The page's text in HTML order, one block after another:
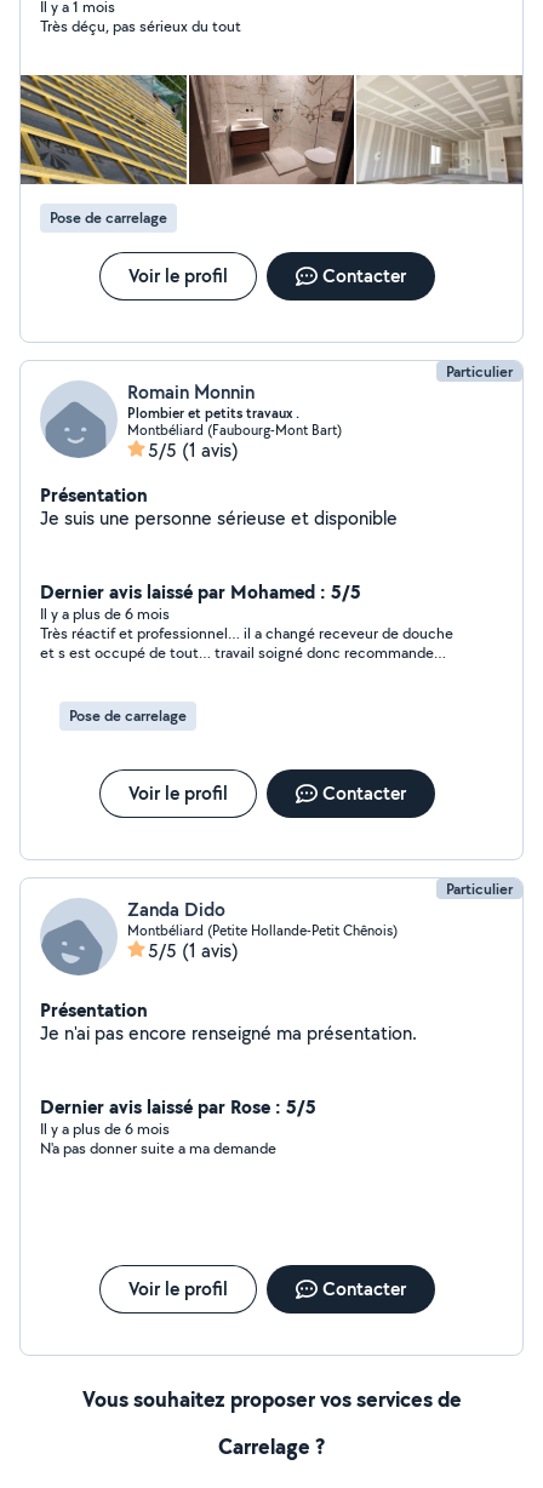
Il y a 1 mois
Très déçu, pas sérieux du tout
Pose de carrelage
Voir le profil Contacter
Particulier
Romain Monnin
Plombier et petits travaux .
Montbéliard (Faubourg-Mont Bart)
5/5 (1 avis)
Présentation
Je suis une personne sérieuse et disponible
Dernier avis laissé par Mohamed : 5/5
Il y a plus de 6 mois
Très réactif et professionnel… il a changé receveur de douche
et s est occupé de tout… travail soigné donc recommande
je le remercie vraiment beaucoup…
Pose de carrelage
Voir le profil Contacter
Particulier
Zanda Dido
Montbéliard (Petite Hollande-Petit Chênois)
5/5 (1 avis)
Présentation
Je n'ai pas encore renseigné ma présentation.
Dernier avis laissé par Rose : 5/5
Il y a plus de 6 mois
N'a pas donner suite a ma demande
Voir le profil Contacter
Vous souhaitez proposer vos services de
Carrelage ?